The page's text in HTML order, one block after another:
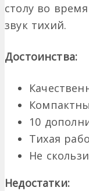
столу во
звук тихий.
Достоинства:
10
Тихая
Не
Недостатки: